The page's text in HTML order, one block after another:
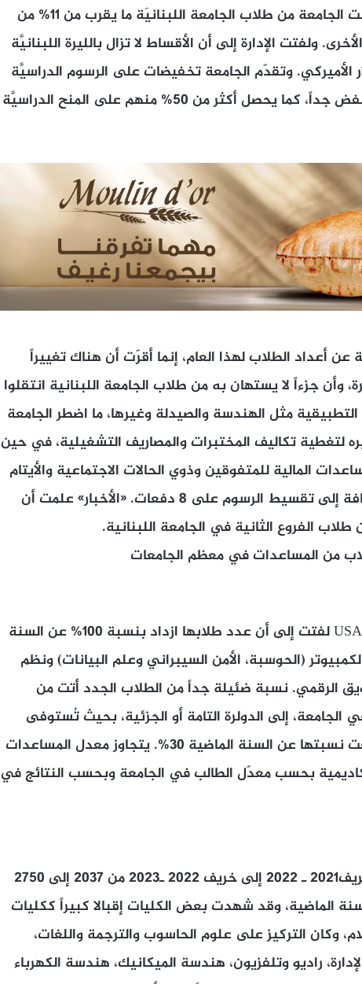
أعداد طلاب الهندسة المدنيَّة. استقبلت الجامعة من طلاب الجامعة اللبنانيَة ما يقرب من 11% من
ولفتت الإدارة إلى أن الأقساط لا تزال بالليرة اللبنانيَّة
وتقدّم الجامعة تخفيضات على الرسوم الدراسيَّة
لجميع الطلاب من خلال سعر صرف منخفض جداً، كما يحصل أكثر من 50% منهم على المنح الدراسيَّة
عن أعداد الطلاب لهذا العام، إنما أقرّت أن هناك تغييراً
وأن جزءاً لا يستهان به من طلاب الجامعة اللبنانية انتقلوا
مثل الهندسة والصيدلة وغيرها، ما اضطر الجامعة
لتغطية تكاليف المختبرات والمصاريف التشغيلية، في حين
المالية للمتفوقين وذوي الحالات الاجتماعية والأيتام
وغيرهم رصدت له 100 مليون دولار، إضافة إلى تقسيط الرسوم على 8 دفعات. «الأخبار» علمت أن
الفروع الثانية في الجامعة اللبنانية.
إدارة جامعة العلوم والآداب اللبنانية USAL لفتت إلى أن عدد طلابها ازداد بنسبة 100% عن السنة
(الحوسبة، الأمن السيبراني وعلم البيانات) ونظم
الرقمي. نسبة ضئيلة جداً من الطلاب الجدد أتت من
الجامعة، إلى الدولرة التامة أو الجزئية، بحيث تُستوفى
الأقساط كاملة بالليرة اللبنانية، وارتفعت نسبتها عن السنة الماضية 30%. يتجاوز معدل المساعدات
منحاً أكاديمية بحسب معدّل الطالب في الجامعة وبحسب النتائج في
في جامعة المعارف، ارتفع العدد من خريف2021 ـ 2022 إلى خريف 2022 ـ2023 من 2037 إلى 2750
نمو بلغت 35% عن السنة الماضية، وقد شهدت بعض الكليات إقبالا كبيراً ككليات
وكان التركيز على علوم الحاسوب والترجمة واللغات،
الإدارة، راديو وتلفزيون، هندسة الميكانيك، هندسة الكهرباء